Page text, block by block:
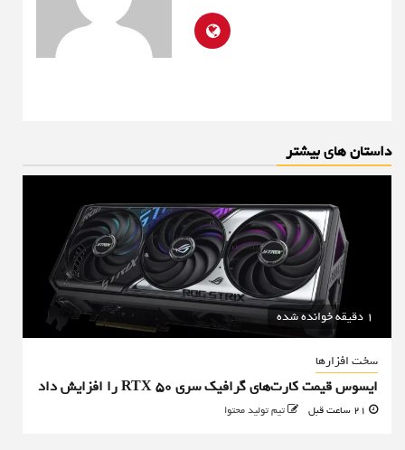
داستان های بیشتر
1 دقیقه خوانده شده
سخت افزارها
ایسوس قیمت کارت‌های گرافیک سری RTX 50 را افزایش داد
تیم تولید محتوا